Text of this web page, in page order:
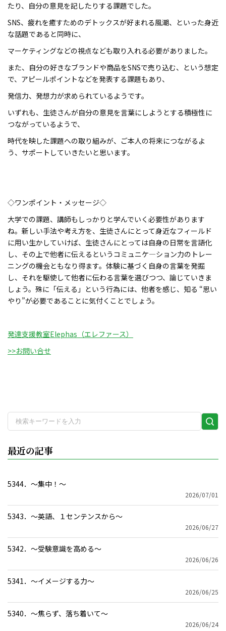
たり、自分の意見を記したりする課題でした。
SNS、疲れを癒すためのデトックスが好まれる風潮、といった身近
な話題であると同時に、
マーケティングなどの視点なども取り入れる必要がありました。
また、自分の好きなブランドや商品をSNSで売り込む、という想定
で、アピールポイントなどを発表する課題もあり、
発信力、発想力が求められているようです。
いずれも、生徒さんが自分の意見を言葉にしようとする積極性に
つながっているようで、
時代を映した課題への取り組みが、ご本人の将来につながるよ
う、サポートしていきたいと思います。
◇ワンポイント・メッセージ◇
大学での課題、講師もしっかりと学んでいく必要性があります
ね。新しい手法や考え方を、生徒さんにとって身近なフィールド
に用い生かしていけば、生徒さんにとっては自身の日常を言語化
し、その上で他者に伝えるというコミュニケ―ション力のトレー
ニングの機会ともなり得ます。体験に基づく自身の言葉を発掘
し、それを駆使して他者に伝わる言葉を選びつつ、論じていきま
しょう。殊に「伝える」という行為には、他者を感じ、知る “思い
やり”が必要であることに気付くことでしょう。
発達支援教室Elephas（エレファース）
>>お問い合せ
検
最近の記事
5344．～集中！〜
2026/07/01
5343．～英語、１センテンスから〜
2026/06/27
5342．～受験意識を高める〜
2026/06/26
5341．～イメージする力〜
2026/06/25
5340．～焦らず、落ち着いて〜
2026/06/24